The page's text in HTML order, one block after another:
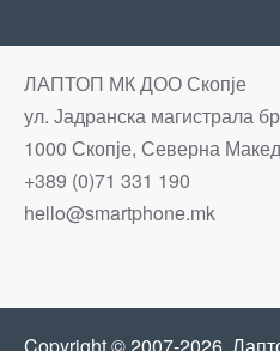
ЛАПТОП МК ДОО Скопје
ул. Јадранска магистрала
1000 Скопје, Северна
+389 (0)71 331 190
hello@smartphone.mk